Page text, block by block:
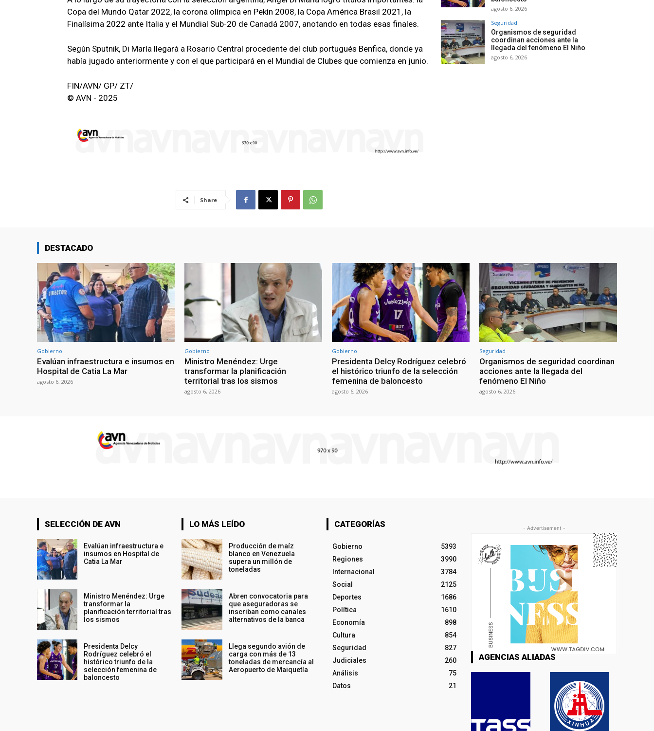
Copa del Mundo Qatar 2022, la corona olímpica en Pekín 2008, la Copa América Brasil 2021, la
Finalísima 2022 ante Italia y el Mundial Sub-20 de Canadá 2007, anotando en todas esas finales.
Según Sputnik, Di María llegará a Rosario Central procedente del club portugués Benfica, donde ya
había jugado anteriormente y con el que participará en el Mundial de Clubes que comienza en junio.
FIN/AVN/ GP/ ZT/
© AVN - 2025
Share
agosto 6, 2026
Seguridad
Organismos de seguridad
coordinan acciones ante la
llegada del fenómeno El Niño
agosto 6, 2026
DESTACADO
Gobierno
Evalúan infraestructura e insumos en
Hospital de Catia La Mar
agosto 6, 2026
Gobierno
Ministro Menéndez: Urge
transformar la planificación
territorial tras los sismos
agosto 6, 2026
Gobierno
Presidenta Delcy Rodríguez celebró
el histórico triunfo de la selección
femenina de baloncesto
agosto 6, 2026
Seguridad
Organismos de seguridad coordinan
acciones ante la llegada del
fenómeno El Niño
agosto 6, 2026
SELECCIÓN DE AVN
Evalúan infraestructura e
insumos en Hospital de
Catia La Mar
Ministro Menéndez: Urge
transformar la
planificación territorial tras
los sismos
Presidenta Delcy
Rodríguez celebró el
histórico triunfo de la
selección femenina de
baloncesto
LO MÁS LEÍDO
Producción de maíz
blanco en Venezuela
supera un millón de
toneladas
Abren convocatoria para
que aseguradoras se
inscriban como canales
alternativos de la banca
Llega segundo avión de
carga con más de 13
toneladas de mercancía al
Aeropuerto de Maiquetía
CATEGORÍAS
Gobierno
5393
Regiones
3990
Internacional
3784
Social
2125
Deportes
1686
Política
1610
Economía
898
Cultura
854
Seguridad
827
Judiciales
260
Análisis
75
Datos
21
- Advertisement -
AGENCIAS ALIADAS